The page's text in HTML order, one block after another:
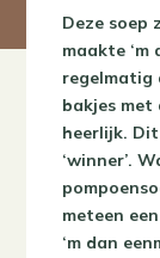
Deze soep
maakte ‘m
regelmatig
bakjes met
heerlijk.
‘winner’.
meteen
‘m dan